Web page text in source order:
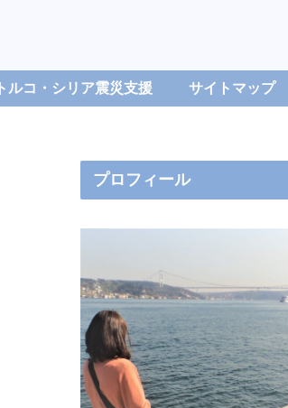
トルコ・シリア震災支援 サイトマップ
プロフィール